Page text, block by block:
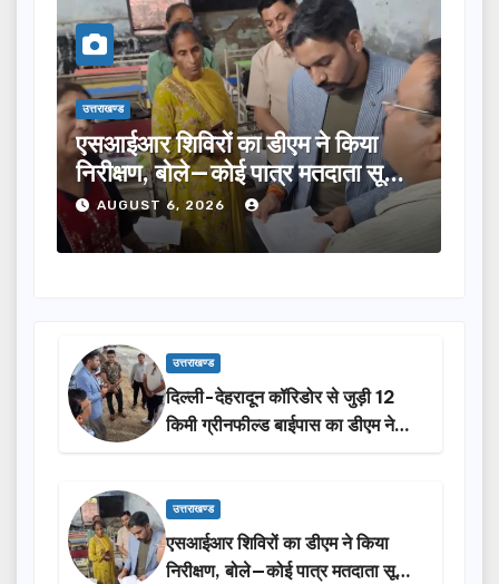
किया
सूची
उत्तराखण्ड
तीलू रौतेली पुरस्कार के लिए 13 महिलाओं
का चयन, 35 आंगनबाड़ी कार्यकर्तियां भी
होंगी सम्मानित…
AUGUST 6, 2026
उत्तराखण्ड
दिल्ली-देहरादून कॉरिडोर से जुड़ी 12
किमी ग्रीनफील्ड बाईपास का डीएम ने
किया निरीक्षण…
उत्तराखण्ड
एसआईआर शिविरों का डीएम ने किया
निरीक्षण, बोले—कोई पात्र मतदाता सूची